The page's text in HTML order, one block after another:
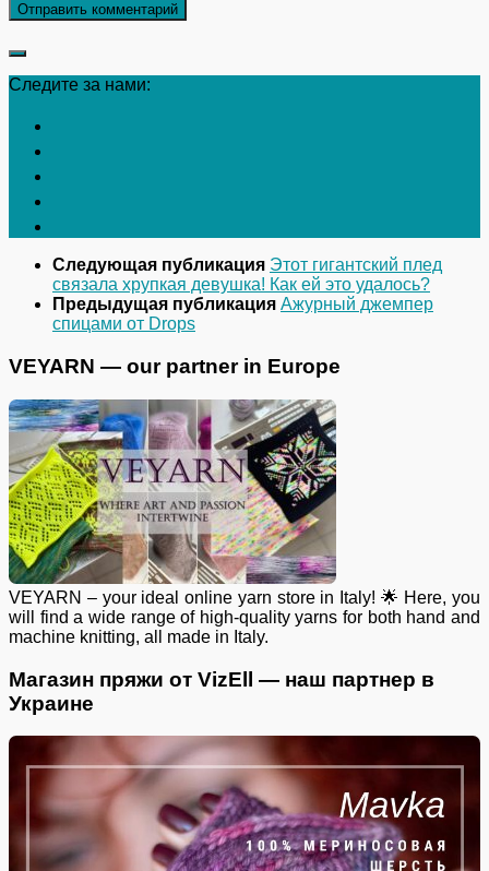
Следите за нами:
Следующая публикация Этот гигантский плед
связала хрупкая девушка! Как ей это удалось?
Предыдущая публикация Ажурный джемпер
спицами от Drops
VEYARN — our partner in Europe
VEYARN – your ideal online yarn store in Italy! 🌟 Here, you
will find a wide range of high-quality yarns for both hand and
machine knitting, all made in Italy.
Магазин пряжи от VizEll — наш партнер в
Украине